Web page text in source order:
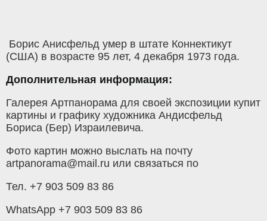
Борис Анисфельд умер в штате Коннектикут
(США) в возрасте 95 лет, 4 декабря 1973 года.
Дополнительная информация:
Галерея Артпанорама для своей экспозиции купит
картины и графику художника Андисфельд
Бориса (Бер) Израилевича.
Фото картин можно выслать на почту
artpanorama@mail.ru или связаться по
Тел. +7 903 509 83 86
WhatsApp +7 903 509 83 86